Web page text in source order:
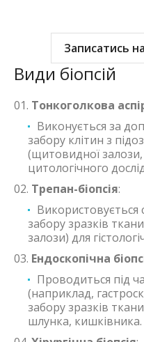
Записатись
Види біопсій
Тонкоголкова
Виконується за
забору клітин з
(щитовидної
цитологічного
Трепан-біопсія:
Використовується
забору зразків
залози) для
Ендоскопічна
Проводиться під
(наприклад,
забору зразків
шлунка, кишківника.